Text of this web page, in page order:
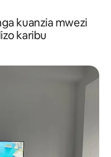
kuanzia mwezi
karibu